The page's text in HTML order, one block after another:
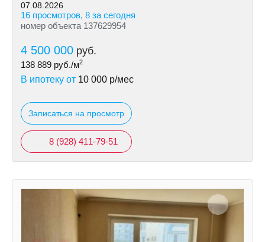
07.08.2026
16 просмотров, 8 за сегодня
номер объекта 137629954
4 500 000 руб.
138 889 руб./м2
В ипотеку от 10 000 р/мес
Записаться на просмотр
8 (928) 411-79-51